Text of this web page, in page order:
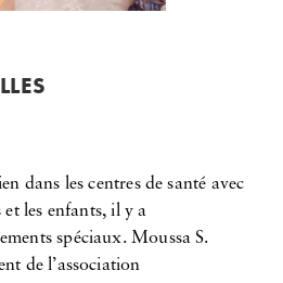
dans les centres de santé avec
et les enfants, il y a
spéciaux. Moussa S.
de l’association